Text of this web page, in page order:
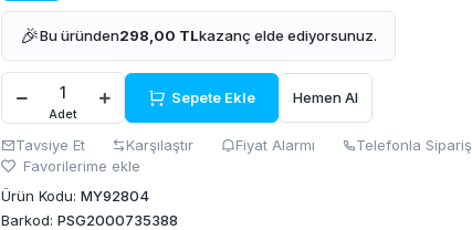
🎉Bu üründen298,00 TLkazanç elde ediyorsunuz.
Adet
Sepete Ekle Hemen Al
Tavsiye Et Karşılaştır Fiyat Alarmı Telefonla Sipariş
Favorilerime ekle
Ürün Kodu: MY92804
Barkod: PSG2000735388